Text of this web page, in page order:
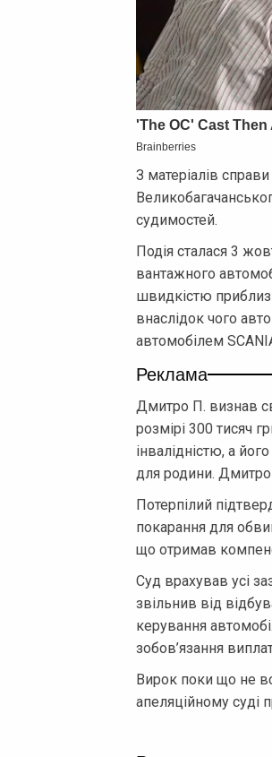
З матеріалів
судимостей.
Подія сталася 3
вантажного
швидкістю
внаслідок чого
автомобілем
Реклама
Дмитро П. визнав
розмірі 300 тисяч
інвалідністю, а
для родини. Дмитро
Потерпілий
покарання для
що отримав
Суд врахував усі
звільнив від
керування
зобов’язання
Вирок поки що не
апеляційному суді